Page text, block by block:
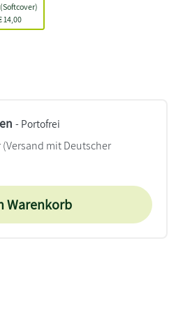
14,00
- Portofrei
(Versand mit Deutscher
Warenkorb